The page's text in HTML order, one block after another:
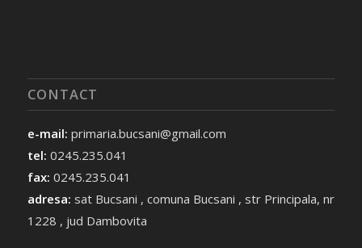
CONTACT
e-mail: primaria.bucsani@gmail.com
tel: 0245.235.041
fax: 0245.235.041
adresa: sat Bucsani , comuna Bucsani , str Principala, nr
1228 , jud Dambovita